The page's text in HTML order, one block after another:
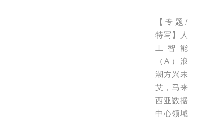
【专题/
特写】人
工智能
（AI）浪
潮方兴未
艾，马来
西亚数据
中心领域